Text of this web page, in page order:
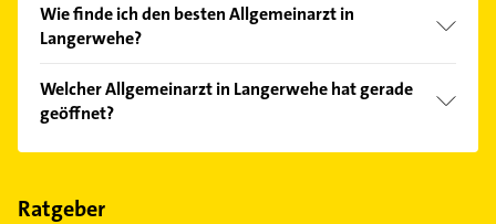
Wie finde ich den besten Allgemeinarzt in
Langerwehe?
Kundenmeinungen und profitieren Sie von den
Empfehlungen. Die Suchergebnisse können Sie sich
einfach nachBewertungensortiert anzeigen lassen.
Welcher Allgemeinarzt in Langerwehe hat gerade
geöffnet?
Im Anbieter-Bereich finden Sie alleÖffnungszeiten.
Feiertagen abweichen können.
Ratgeber